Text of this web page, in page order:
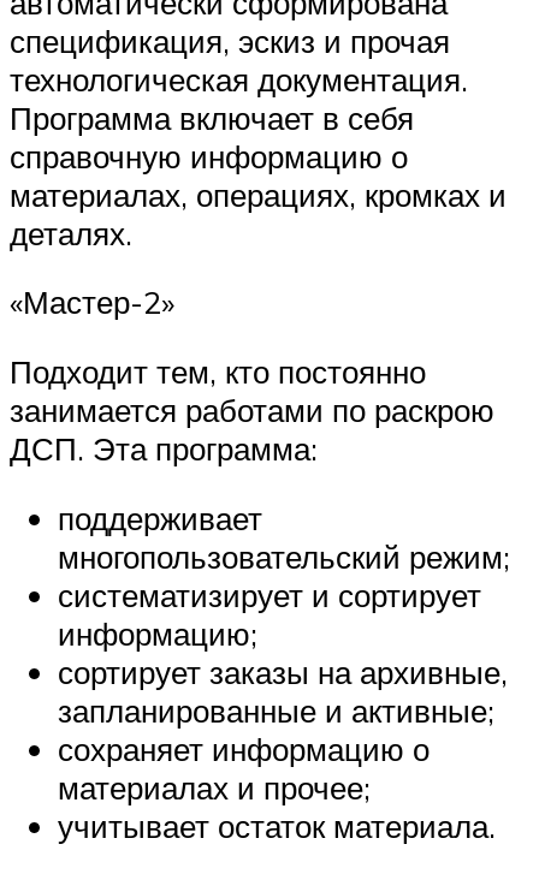
спецификация, эскиз и прочая
технологическая документация.
Программа включает в себя
справочную информацию о
материалах, операциях, кромках и
деталях.
«Мастер-2»
Подходит тем, кто постоянно
занимается работами по раскрою
ДСП. Эта программа:
поддерживает
многопользовательский режим;
систематизирует и сортирует
информацию;
сортирует заказы на архивные,
запланированные и активные;
сохраняет информацию о
материалах и прочее;
учитывает остаток материала.